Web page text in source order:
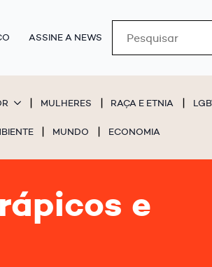
ASSINE A NEWS
MULHERES RAÇA E ETNIA
MUNDO ECONOMIA
e